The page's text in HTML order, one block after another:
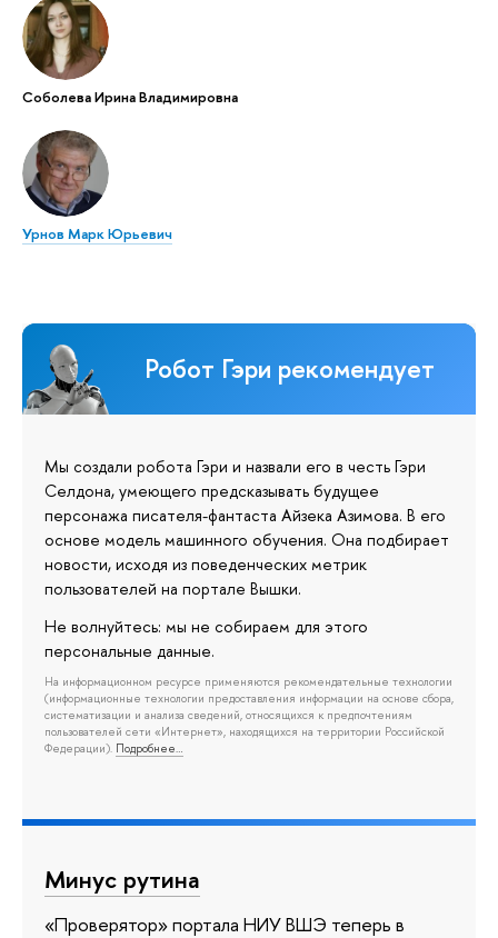
Соболева Ирина Владимировна
Урнов Марк Юрьевич
Робот Гэри рекомендует
Мы создали робота Гэри и назвали его в честь Гэри
Селдона, умеющего предсказывать будущее
персонажа писателя-фантаста Айзека Азимова. В его
основе модель машинного обучения. Она подбирает
новости, исходя из поведенческих метрик
пользователей на портале Вышки.
Не волнуйтесь: мы не собираем для этого
персональные данные.
На информационном ресурсе применяются рекомендательные технологии
(информационные технологии предоставления информации на основе сбора,
систематизации и анализа сведений, относящихся к предпочтениям
пользователей сети «Интернет», находящихся на территории Российской
Федерации). Подробнее…
Минус рутина
«Проверятор» портала НИУ ВШЭ теперь в